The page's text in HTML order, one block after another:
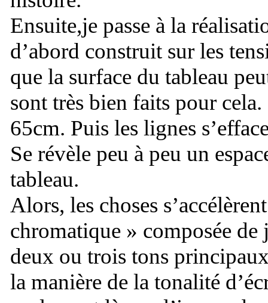
Ensuite,je passe à la
d’abord construit sur les
que la surface du tableau
sont très bien faits pour
65cm. Puis les lignes
Se révèle peu à peu un
tableau.
Alors, les choses
chromatique » composée de
deux ou trois tons
la manière de la tonalité